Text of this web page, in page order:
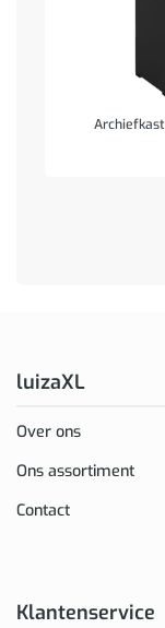
luizaXL
Over ons
Ons assortiment
Contact
Klantenservice